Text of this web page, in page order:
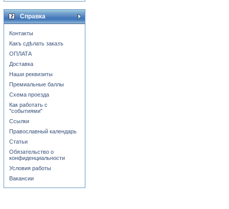
Справка
Контакты
Какъ сдѣлать заказъ
ОПЛАТА
Доставка
Наши реквизиты
Премиальные баллы
Схема проезда
Как работать с
"событиями"
Ссылки
Православный календарь
Статьи
Обязательство о
конфиденциальности
Условия работы
Вакансии